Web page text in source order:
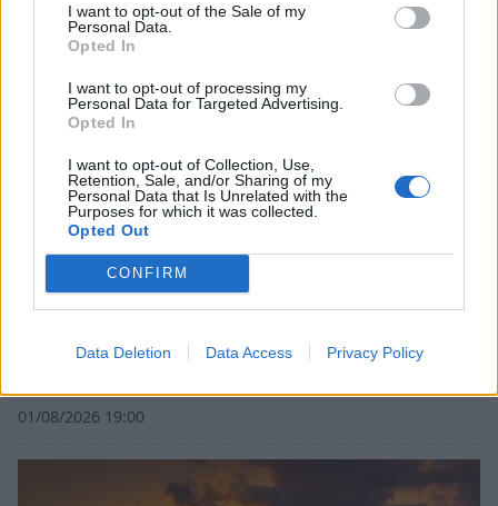
I want to opt-out of the Sale of my
Personal Data.
Opted In
I want to opt-out of processing my
Personal Data for Targeted Advertising.
Opted In
I want to opt-out of Collection, Use,
Retention, Sale, and/or Sharing of my
Personal Data that Is Unrelated with the
Purposes for which it was collected.
Opted Out
CONFIRM
Data Deletion Data Access Privacy Policy
05/08/2026 19:22
01/08/2026 19:00